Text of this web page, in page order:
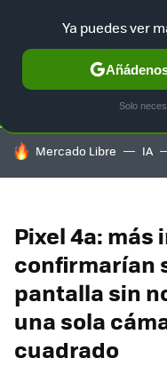
SELECCIÓN GAMING
HOY SE HABLA DE
Mercado Libre IA
Pixel 4a: más
confirmarían
pantalla sin
una sola
cuadrado
Ya puedes ver
Solo